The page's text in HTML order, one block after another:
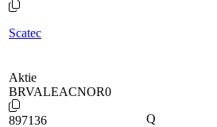
Scatec
Aktie
BRVALEACNOR0
897136 Q